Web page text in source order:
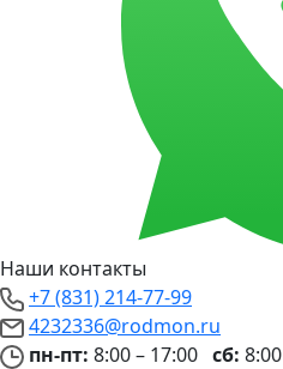
Наши контакты
+7 (831) 214-77-99
4232336@rodmon.ru
пн-пт: 8:00 – 17:00 сб: